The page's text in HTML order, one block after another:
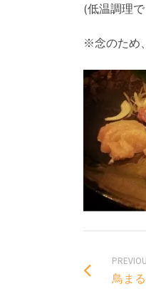
(低温調理
※念のため
鳥ま